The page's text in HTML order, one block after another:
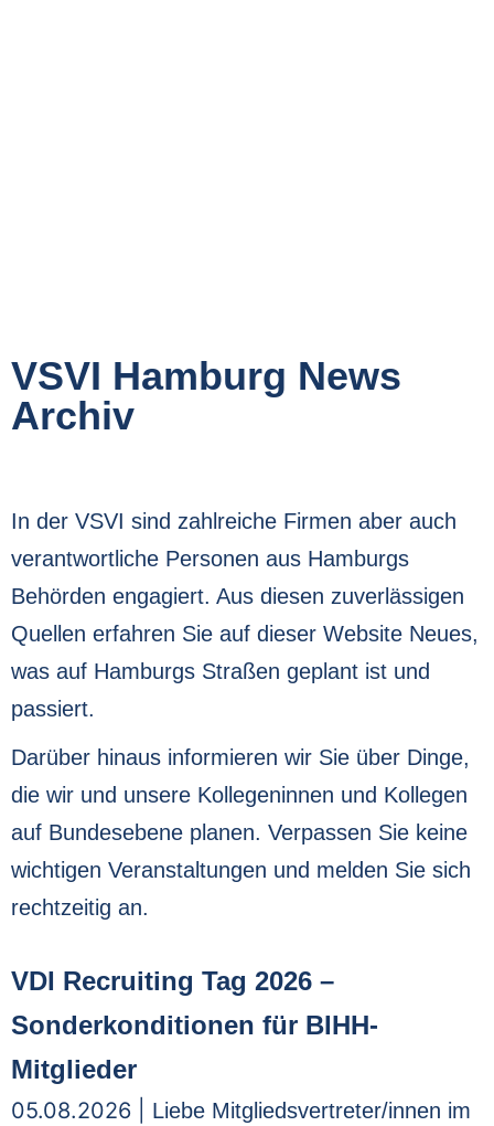
VSVI Hamburg News
Archiv
In der VSVI sind zahlreiche Firmen aber auch
verantwortliche Personen aus Hamburgs
Behörden engagiert. Aus diesen zuverlässigen
Quellen erfahren Sie auf dieser Website Neues,
was auf Hamburgs Straßen geplant ist und
passiert.
Darüber hinaus informieren wir Sie über Dinge,
die wir und unsere Kollegeninnen und Kollegen
auf Bundesebene planen. Verpassen Sie keine
wichtigen Veranstaltungen und melden Sie sich
rechtzeitig an.
VDI Recruiting Tag 2026 –
Sonderkonditionen für BIHH-
Mitglieder
05.08.2026 |
Liebe Mitgliedsvertreter/innen im